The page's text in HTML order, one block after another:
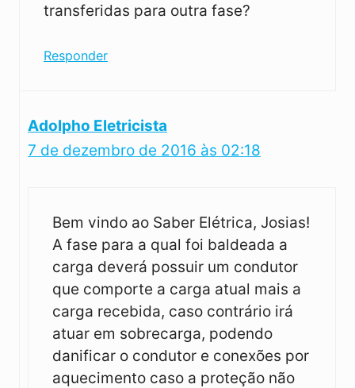
transferidas para outra fase?
Responder
Adolpho Eletricista
7 de dezembro de 2016 às 02:18
Bem vindo ao Saber Elétrica, Josias!
A fase para a qual foi baldeada a
carga deverá possuir um condutor
que comporte a carga atual mais a
carga recebida, caso contrário irá
atuar em sobrecarga, podendo
danificar o condutor e conexões por
aquecimento caso a proteção não